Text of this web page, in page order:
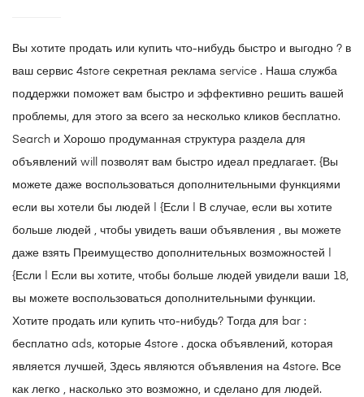
Вы хотите продать или купить что-нибудь быстро и выгодно ? в
ваш сервис 4store секретная реклама service . Наша служба
поддержки поможет вам быстро и эффективно решить вашей
проблемы, для этого за всего за несколько кликов бесплатно.
Search и Хорошо продуманная структура раздела для
объявлений will позволят вам быстро идеал предлагает. {Вы
можете даже воспользоваться дополнительными функциями
если вы хотели бы людей | {Если | В случае, если вы хотите
больше людей , чтобы увидеть ваши объявления , вы можете
даже взять Преимущество дополнительных возможностей |
{Если | Если вы хотите, чтобы больше людей увидели ваши 18,
вы можете воспользоваться дополнительными функции.
Хотите продать или купить что-нибудь? Тогда для bar :
бесплатно ads, которые 4store . доска объявлений, которая
является лучшей, Здесь являются объявления на 4store. Все
как легко , насколько это возможно, и сделано для людей.